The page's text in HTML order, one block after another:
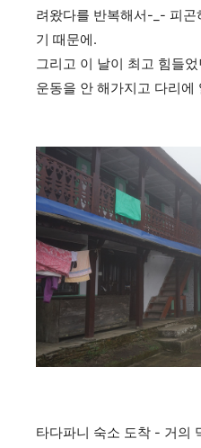
려왔다를 반복해서-_- 피
기 때문에.
그리고 이 날이 최고 힘들
운동을 안 해가지고 다리에
타다파니 숙소 도착 - 거의